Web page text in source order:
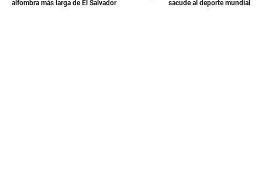
alfombra más larga de El Salvador
sacude al deporte mundial